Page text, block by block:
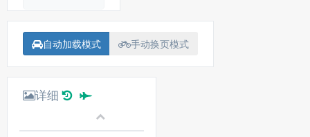
自动加载模式 手动换页模式
详细